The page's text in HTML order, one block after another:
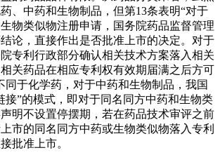
药、中药和生物制品，但第13条表明“对于
物类似物注册申请，国务院药品监督管理
论，直接作出是否批准上市的决定。对于
专利行政部分确认相关技术方案落入相关
关药品在相应专利权有效期届满之后方可
同于化学药，对于中药和生物制品，我国
接”的模式，即对于同名同方中药和生物类
明不设置停摆期，若在药品技术审评之前
市的同名同方中药或生物类似物落入专利
批准上市。